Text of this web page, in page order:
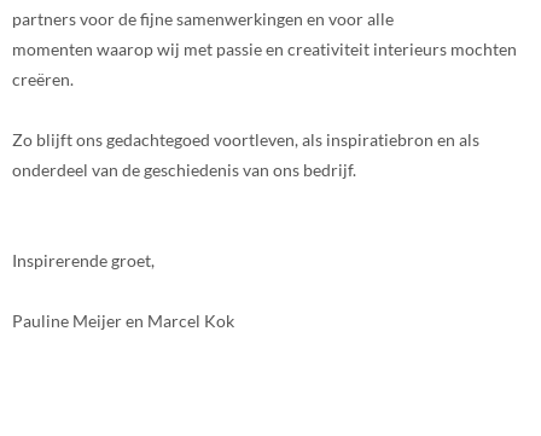
partners voor de fijne samenwerkingen en voor alle
momenten waarop wij met passie en creativiteit interieurs mochten
creëren.
Zo blijft ons gedachtegoed voortleven, als inspiratiebron en als
onderdeel van de geschiedenis van ons bedrijf.
Inspirerende groet,
Pauline Meijer en Marcel Kok